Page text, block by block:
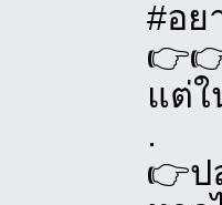
#อย
แต่ใ
.
👉ป